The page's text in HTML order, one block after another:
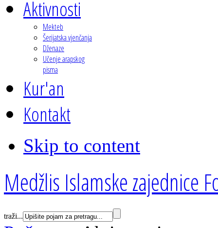
Aktivnosti
Mekteb
Šerijatska vjenčanja
Dženaze
Učenje arapskog
pisma
Kur'an
Kontakt
Skip to content
Medžlis Islamske zajednice
traži...